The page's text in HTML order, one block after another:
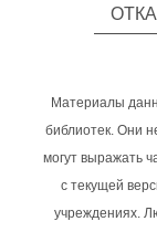
Материалы
библиотек. Они
могут выражать
с текущей
учреждениях.